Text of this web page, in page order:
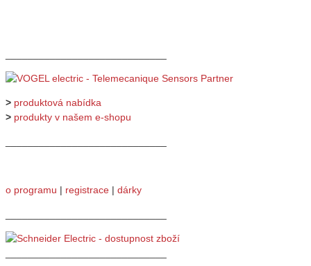
> produktová nabídka
> produkty v našem e-shopu
o programu | registrace | dárky